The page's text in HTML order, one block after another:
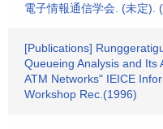
電子情報通信学会. (未定).
[Publications]
Queueing Analysis and Its
ATM Networks" IEICE
Workshop Rec.(1996)